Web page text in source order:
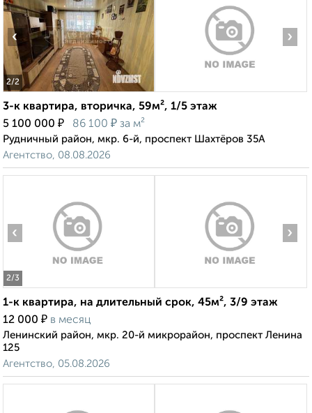
2/2
‹ ›
3-к квартира, вторичка, 59м², 1/5 этаж
5 100 000 ₽ 86 100 ₽ за м²
Рудничный район, мкр. 6-й, проспект Шахтёров 35А
Агентство, 08.08.2026
2/3
‹ ›
1-к квартира, на длительный срок, 45м², 3/9 этаж
12 000 ₽ в месяц
Ленинский район, мкр. 20-й микрорайон, проспект Ленина
125
Агентство, 05.08.2026